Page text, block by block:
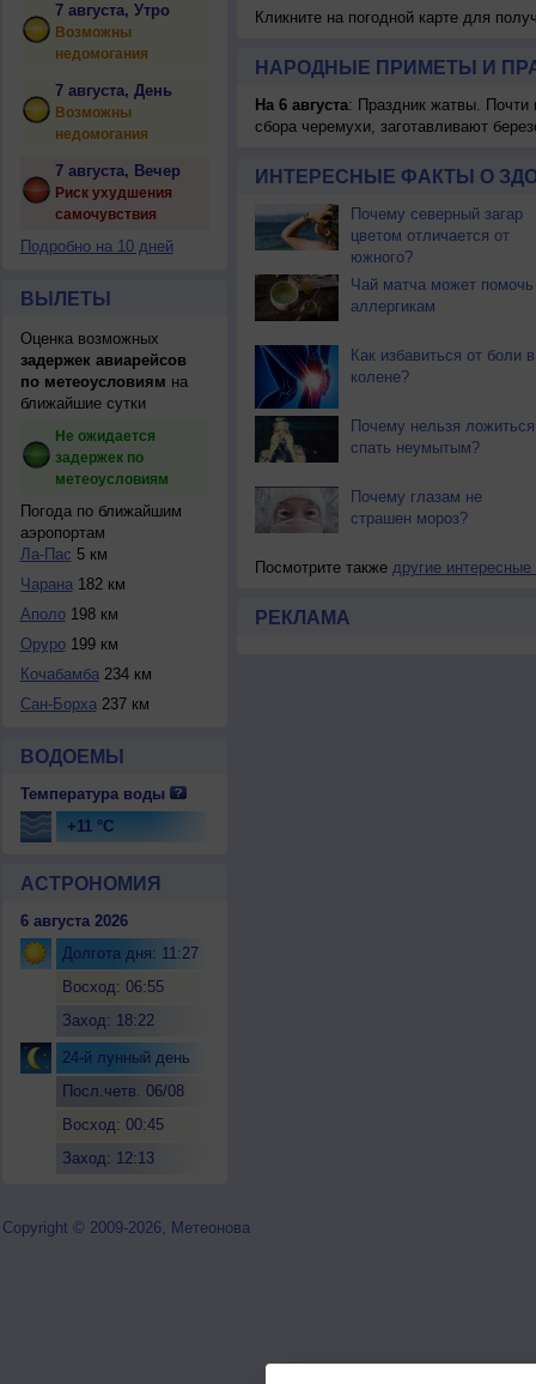
7 августа, Утро
Возможны
недомогания
7 августа, День
Возможны
недомогания
7 августа, Вечер
Риск ухудшения
самочувствия
Подробно на 10 дней
ВЫЛЕТЫ
Оценка возможных
задержек авиарейсов
по метеоусловиям на
ближайшие сутки
Не ожидается
задержек по
метеоусловиям
Погода по ближайшим
аэропортам
Ла-Пас 5 км
Чарана182 км
Аполо198 км
Оруро199 км
Кочабамба234 км
Сан-Борха237 км
ВОДОЕМЫ
Температура воды
+11 °C
АСТРОНОМИЯ
6 августа 2026
Долгота дня: 11:27
Восход: 06:55
Заход: 18:22
24-й лунный день
Посл.четв. 06/08
Восход: 00:45
Заход: 12:13
Кликните на погодной карте для
НАРОДНЫЕ ПРИМЕТЫ И
На 6 августа: Праздник жатвы. Почти
сбора черемухи, заготавливают
ИНТЕРЕСНЫЕ ФАКТЫ О
Почему северный загар
цветом отличается от
южного?
Чай матча может помочь
аллергикам
Как избавиться от боли в
колене?
Почему нельзя ложиться
спать неумытым?
Почему глазам не
страшен мороз?
Посмотрите также другие интересные
РЕКЛАМА
Copyright © 2009-2026, Метеонова